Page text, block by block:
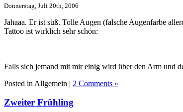
Donnerstag, Juli 20th, 2006
Jahaaa. Er ist süß. Tolle Augen (falsche Augenfarbe
Tattoo ist wirklich sehr schön:
Falls sich jemand mit mir einig wird über den Arm und
Posted in Allgemein | 2 Comments »
Zweiter Frühling